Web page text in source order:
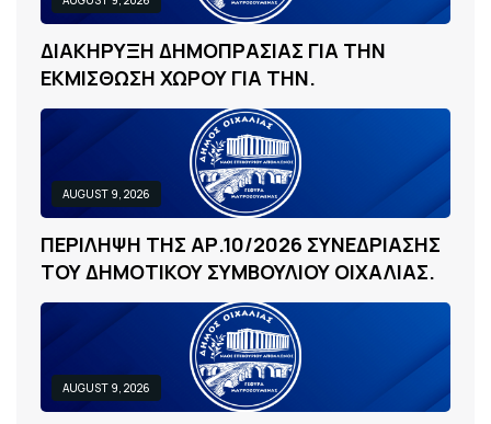
ΔΙΑΚΗΡΥΞΗ ΔΗΜΟΠΡΑΣΙΑΣ ΓΙΑ ΤΗΝ
ΕΚΜΙΣΘΩΣΗ ΧΩΡΟΥ ΓΙΑ ΤΗΝ.
AUGUST 9, 2026
ΠΕΡΙΛΗΨΗ ΤΗΣ ΑΡ.10/2026 ΣΥΝΕΔΡΙΑΣΗΣ
ΤΟΥΔΗΜΟΤΙΚΟΥ ΣΥΜΒΟΥΛΙΟΥ ΟΙΧΑΛΙΑΣ.
AUGUST 9, 2026